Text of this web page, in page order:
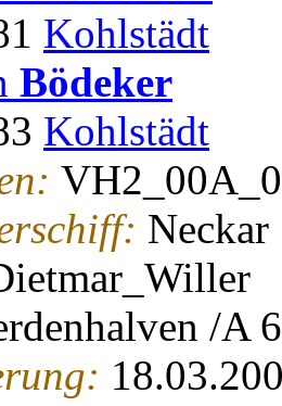
Kohlstädt
Bödeker
Kohlstädt
Neckar
/A